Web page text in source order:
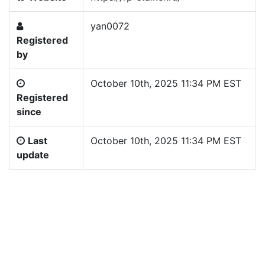
Registered
by
yan0072
Registered
since
October 10th, 2025 11:34 PM EST
Last
update
October 10th, 2025 11:34 PM EST